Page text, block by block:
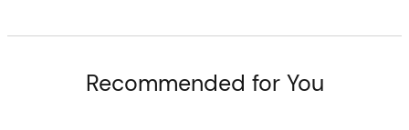
Recommended for You